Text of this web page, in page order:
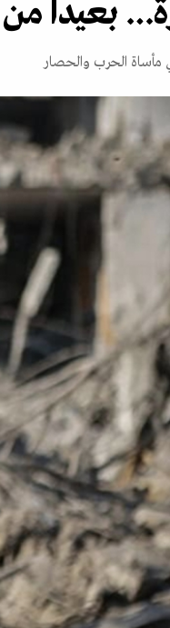
بعيدا من
الحرب والحصار